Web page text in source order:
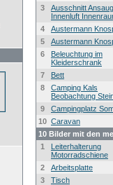
3
Ausschnitt
Innenluft
4
Austermann
5
Austermann
6
Beleuchtung im
Kleiderschrank
7
Bett
8
Camping Kals
Beobachtung
9
Campingplatz
10 Caravan
10 Bilder mit den
1
Leiterhalterung
Motorradschiene
2
Arbeitsplatte
3
Tisch